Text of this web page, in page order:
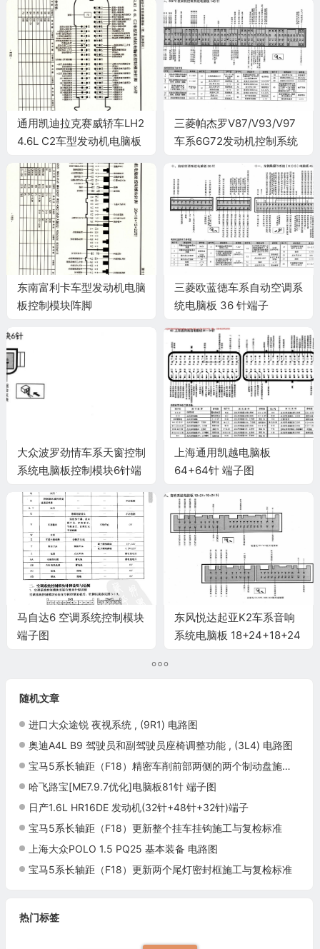
通用凯迪拉克赛威轿车LH2
4.6L C2车型发动机电脑板
三菱帕杰罗V87/V93/V97
车系6G72发动机控制系统
东南富利卡车型发动机电脑
板控制模块阵脚
三菱欧蓝德车系自动空调系
统电脑板 36 针端子
大众波罗劲情车系天窗控制
系统电脑板控制模块6针端
上海通用凯越电脑板
64+64针 端子图
马自达6 空调系统控制模块
端子图
东风悦达起亚K2车系音响
系统电脑板 18+24+18+24
随机文章
进口大众途锐 夜视系统 , (9R1) 电路图
奥迪A4L B9 驾驶员和副驾驶员座椅调整功能 , (3L4) 电路图
宝马5系长轴距（F18）精密车削前部两侧的两个制动盘施工与复检标准
哈飞路宝[ME7.9.7优化]电脑板81针 端子图
日产1.6L HR16DE 发动机(32针+48针+32针)端子
宝马5系长轴距（F18）更新整个挂车挂钩施工与复检标准
上海大众POLO 1.5 PQ25 基本装备 电路图
宝马5系长轴距（F18）更新两个尾灯密封框施工与复检标准
热门标签